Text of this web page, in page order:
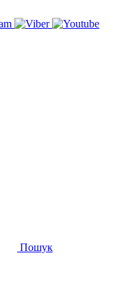
Пошук